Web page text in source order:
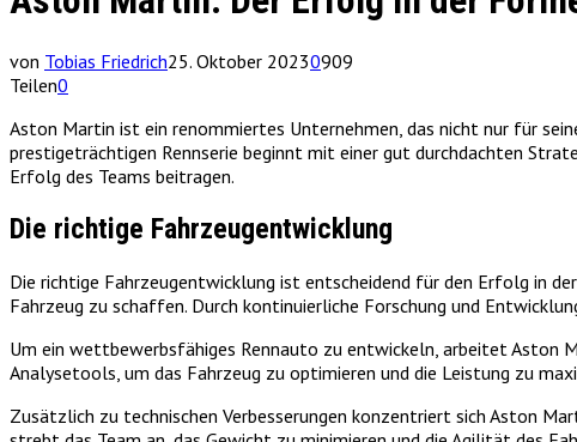
von Tobias Friedrich25. Oktober 20230909
Teilen0
Aston Martin ist ein renommiertes Unternehmen, das nicht nur für
prestigeträchtigen Rennserie beginnt mit einer gut durchdachten
Erfolg des Teams beitragen.
Die richtige Fahrzeugentwicklung
Die richtige Fahrzeugentwicklung ist entscheidend für den Erfolg in
Fahrzeug zu schaffen. Durch kontinuierliche Forschung und
Um ein wettbewerbsfähiges Rennauto zu entwickeln, arbeitet Aston
Analysetools, um das Fahrzeug zu optimieren und die Leistung zu
Zusätzlich zu technischen Verbesserungen konzentriert sich Aston